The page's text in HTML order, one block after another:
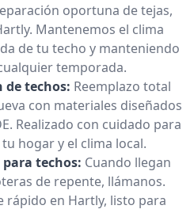
oportuna de tejas,
Mantenemos el clima
de tu techo y manteniendo
temporada.
de techos: Reemplazo total
con materiales diseñados
Realizado con cuidado para
hogar y el clima local.
techos: Cuando llegan
de repente, llámanos.
en Hartly, listo para